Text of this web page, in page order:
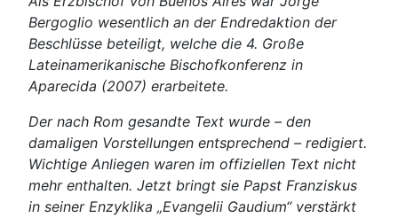
Bergoglio wesentlich an der Endredaktion der
Beschlüsse beteiligt, welche die 4. Große
Lateinamerikanische Bischofkonferenz in
Aparecida (2007) erarbeitete.
Der nach Rom gesandte Text wurde – den
damaligen Vorstellungen entsprechend – redigiert.
Wich­tige Anliegen waren im offiziellen Text nicht
mehr enthalten. Jetzt bringt sie Papst Franziskus
in seiner Enzyklika „Evangelii Gaudium“ verstärkt